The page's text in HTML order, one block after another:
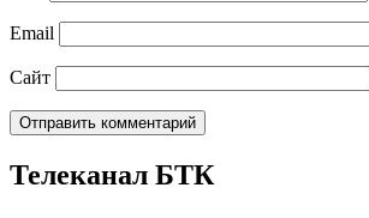
Email
Сайт
Телеканал БТК